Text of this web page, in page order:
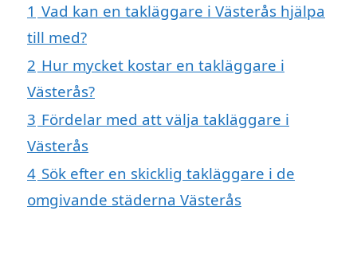
1 Vad kan en takläggare i Västerås hjälpa
till med?
2 Hur mycket kostar en takläggare i
Västerås?
3 Fördelar med att välja takläggare i
Västerås
4 Sök efter en skicklig takläggare i de
omgivande städerna Västerås